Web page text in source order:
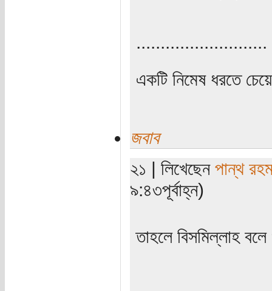
...........................
একটি নিমেষ ধরতে
জবাব
২১ | লিখেছেন পান্থ
৯:৪৩পূর্বাহ্ন)
তাহলে বিসমিল্লাহ